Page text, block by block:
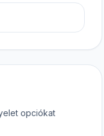
opciókat